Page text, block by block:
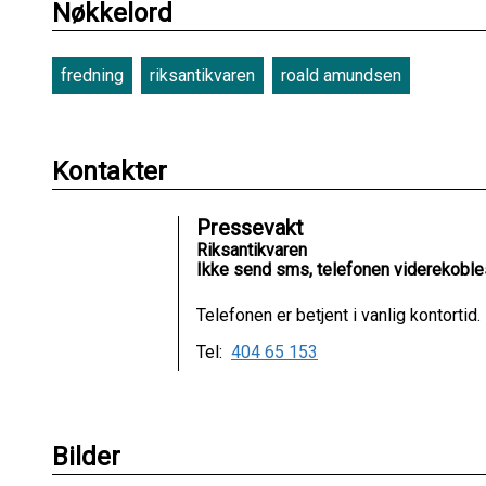
Nøkkelord
fredning riksantikvaren roald amundsen
Kontakter
Pressevakt
Riksantikvaren
Ikke send sms, telefonen
Telefonen er betjent i vanlig kontortid.
Tel: 404 65 153
Bilder